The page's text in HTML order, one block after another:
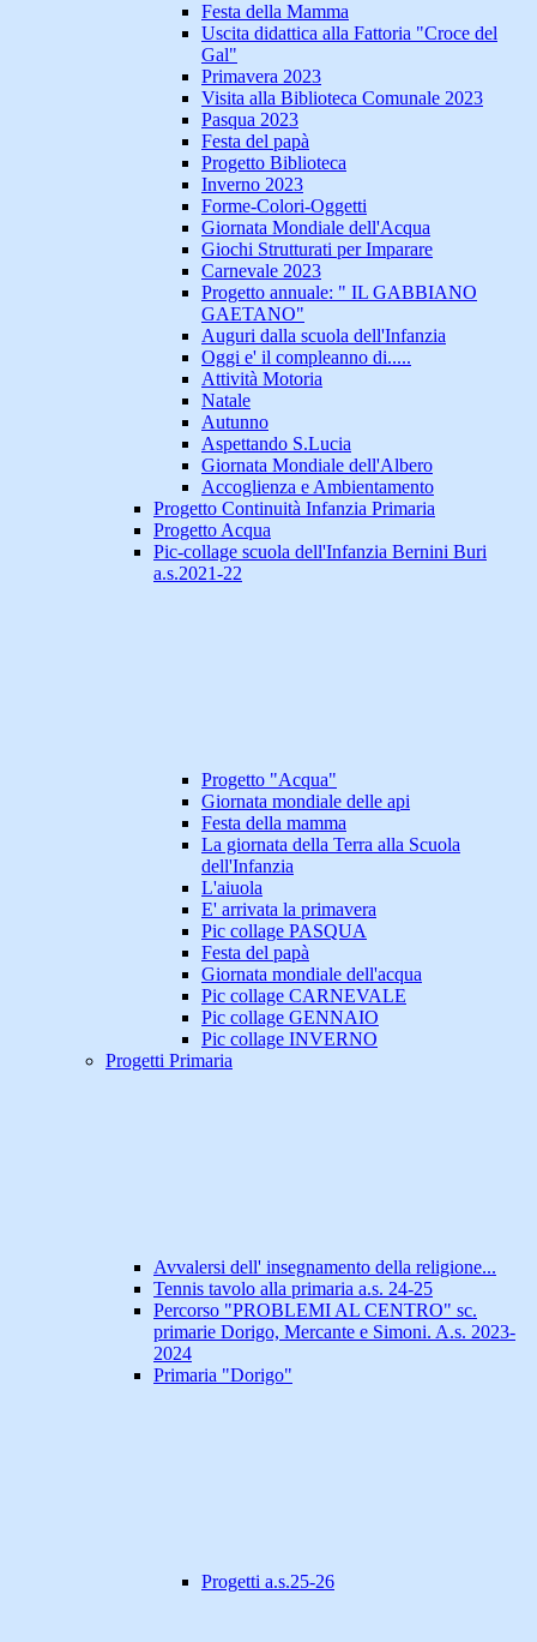
Festa della Mamma
Uscita didattica alla Fattoria "Croce del
Gal"
Primavera 2023
Visita alla Biblioteca Comunale 2023
Pasqua 2023
Festa del papà
Progetto Biblioteca
Inverno 2023
Forme-Colori-Oggetti
Giornata Mondiale dell'Acqua
Giochi Strutturati per Imparare
Carnevale 2023
Progetto annuale: " IL GABBIANO
GAETANO"
Auguri dalla scuola dell'Infanzia
Oggi e' il compleanno di.....
Attività Motoria
Natale
Autunno
Aspettando S.Lucia
Giornata Mondiale dell'Albero
Accoglienza e Ambientamento
Progetto Continuità Infanzia Primaria
Progetto Acqua
Pic-collage scuola dell'Infanzia Bernini Buri
a.s.2021-22
Progetto "Acqua"
Giornata mondiale delle api
Festa della mamma
La giornata della Terra alla Scuola
dell'Infanzia
L'aiuola
E' arrivata la primavera
Pic collage PASQUA
Festa del papà
Giornata mondiale dell'acqua
Pic collage CARNEVALE
Pic collage GENNAIO
Pic collage INVERNO
Progetti Primaria
Avvalersi dell' insegnamento della religione...
Tennis tavolo alla primaria a.s. 24-25
Percorso "PROBLEMI AL CENTRO" sc.
primarie Dorigo, Mercante e Simoni. A.s. 2023-
2024
Primaria "Dorigo"
Progetti a.s.25-26